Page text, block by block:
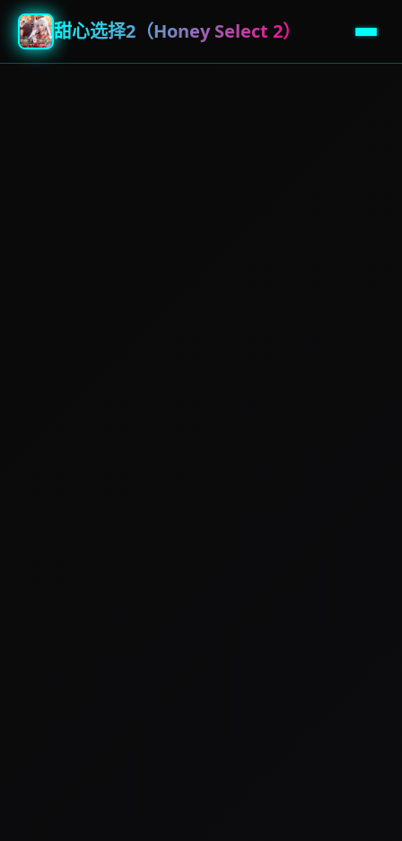
甜心选择2（Honey Select 2）